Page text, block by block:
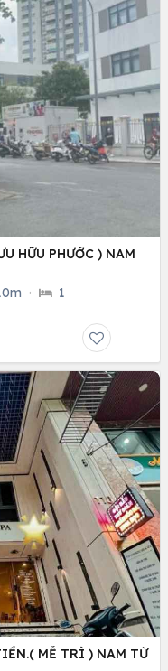
HỮU PHƯỚC ) NAM
· 1
MỄ TRÌ ) NAM TỪ